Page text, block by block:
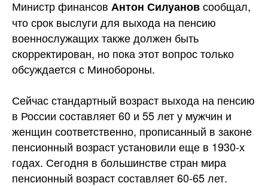
Министр финансов Антон Силуановсообщал,
что срок выслуги для выхода на пенсию
военнослужащих также должен быть
скорректирован, но пока этот вопрос только
обсуждается с Минобороны.
Сейчас стандартный возраст выхода на пенсию
в России составляет 60 и 55 лет у мужчин и
женщин соответственно, прописанный в законе
пенсионный возраст установили еще в 1930-х
годах. Сегодня в большинстве стран мира
пенсионный возраст составляет 60-65 лет.